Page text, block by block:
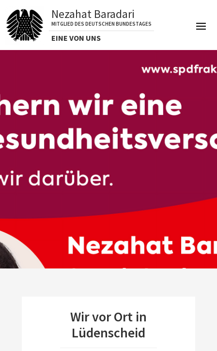
Nezahat Baradari
MITGLIED DES DEUTSCHEN BUNDESTAGES
EINE VON UNS
Wir vor Ort in
Lüdenscheid